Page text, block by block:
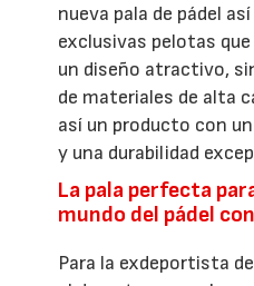
nueva pala de pádel
exclusivas pelotas
un diseño atractivo,
de materiales de alta
así un producto con
y una durabilidad
La pala perfecta
mundo del pádel
Para la exdeportista